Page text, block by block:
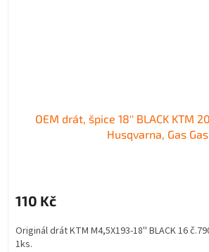
OEM drát, špice 18'' BLACK KTM
Husqvarna, Gas Gas
110 Kč
Originál drát KTM M4,5X193-18'' BLACK 16
1ks.